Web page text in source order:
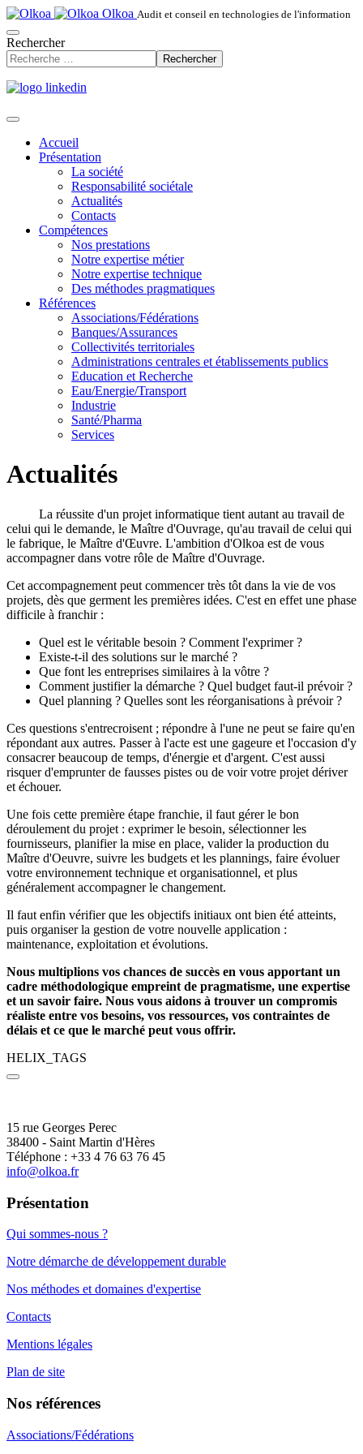
Olkoa Audit et conseil en technologies de l'information
Rechercher
Rechercher
Accueil
Présentation
La société
Responsabilité sociétale
Actualités
Contacts
Compétences
Nos prestations
Notre expertise métier
Notre expertise technique
Des méthodes pragmatiques
Références
Associations/Fédérations
Banques/Assurances
Collectivités territoriales
Administrations centrales et établissements publics
Education et Recherche
Eau/Energie/Transport
Industrie
Santé/Pharma
Services
Actualités
La réussite d'un projet informatique tient autant au travail de
celui qui le demande, le Maître d'Ouvrage, qu'au travail de celui qui
le fabrique, le Maître d'Œuvre. L'ambition d'Olkoa est de vous
accompagner dans votre rôle de Maître d'Ouvrage.
Cet accompagnement peut commencer très tôt dans la vie de vos
projets, dès que germent les premières idées. C'est en effet une phase
difficile à franchir :
Quel est le véritable besoin ? Comment l'exprimer ?
Existe-t-il des solutions sur le marché ?
Que font les entreprises similaires à la vôtre ?
Comment justifier la démarche ? Quel budget faut-il prévoir ?
Quel planning ? Quelles sont les réorganisations à prévoir ?
Ces questions s'entrecroisent ; répondre à l'une ne peut se faire qu'en
répondant aux autres. Passer à l'acte est une gageure et l'occasion d'y
consacrer beaucoup de temps, d'énergie et d'argent. C'est aussi
risquer d'emprunter de fausses pistes ou de voir votre projet dériver
et échouer.
Une fois cette première étape franchie, il faut gérer le bon
déroulement du projet : exprimer le besoin, sélectionner les
fournisseurs, planifier la mise en place, valider la production du
Maître d'Oeuvre, suivre les budgets et les plannings, faire évoluer
votre environnement technique et organisationnel, et plus
généralement accompagner le changement.
Il faut enfin vérifier que les objectifs initiaux ont bien été atteints,
puis organiser la gestion de votre nouvelle application :
maintenance, exploitation et évolutions.
Nous multiplions vos chances de succès en vous apportant un
cadre méthodologique empreint de pragmatisme, une expertise
et un savoir faire. Nous vous aidons à trouver un compromis
réaliste entre vos besoins, vos ressources, vos contraintes de
délais et ce que le marché peut vous offrir.
HELIX_TAGS
15 rue Georges Perec
38400 - Saint Martin d'Hères
Téléphone : +33 4 76 63 76 45
info@olkoa.fr
Présentation
Qui sommes-nous ?
Notre démarche de développement durable
Nos méthodes et domaines d'expertise
Contacts
Mentions légales
Plan de site
Nos références
Associations/Fédérations